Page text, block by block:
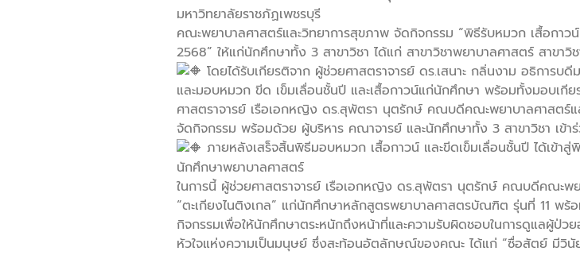
มหาวิทยาลัยราชภัฏเพชรบุรี
คณะพยาบาลศาสตร์และวิทยาการสุขภาพ จัดกิจกรรม “พิธีรับหมวก เสื้อกาว
2568” ให้แก่นักศึกษาทั้ง 3 สาขาวิชา ได้แก่ สาขาวิชาพยาบาลศาสตร์ สาขา
โดยได้รับเกียรติจาก ผู้ช่วยศาสตราจารย์ ดร.เสนาะ กลิ่นงาม อธิการบ
และมอบหมวก ขีด เข็มเลื่อนชั้นปี และเสื้อกาวน์แก่นักศึกษา พร้อมทั้งมอบเ
ศาสตราจารย์ เรือเอกหญิง ดร.สุพัตรา นุตรักษ์ คณบดีคณะพยาบาลศาสตร์แ
จัดกิจกรรม พร้อมด้วย ผู้บริหาร คณาจารย์ และนักศึกษาทั้ง 3 สาขาวิชา เข้า
ภายหลังเสร็จสิ้นพิธีมอบหมวก เสื้อกาวน์ และขีดเข็มเลื่อนชั้นปี ได้เข้า
นักศึกษาพยาบาลศาสตร์
ในการนี้ ผู้ช่วยศาสตราจารย์ เรือเอกหญิง ดร.สุพัตรา นุตรักษ์ คณบดีคณะพย
“ตะเกียงไนติงเกล” แก่นักศึกษาหลักสูตรพยาบาลศาสตรบัณฑิต รุ่นที่ 11 พร้
กิจกรรมเพื่อให้นักศึกษาตระหนักถึงหน้าที่และความรับผิดชอบในการดูแลผู้ป่ว
หัวใจแห่งความเป็นมนุษย์ ซึ่งสะท้อนอัตลักษณ์ของคณะ ได้แก่ “ซื่อสัตย์ มีวินัย